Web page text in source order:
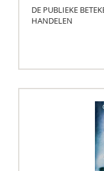
DE PUBLIEKE
HANDELEN